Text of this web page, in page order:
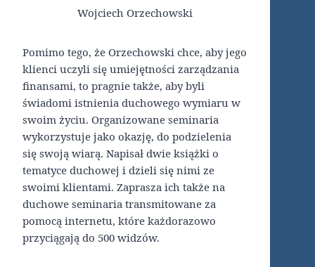
Wojciech Orzechowski
Pomimo tego, że Orzechowski chce, aby jego
klienci uczyli się umiejętności zarządzania
finansami, to pragnie także, aby byli
świadomi istnienia duchowego wymiaru w
swoim życiu. Organizowane seminaria
wykorzystuje jako okazję, do podzielenia
się swoją wiarą. Napisał dwie książki o
tematyce duchowej i dzieli się nimi ze
swoimi klientami. Zaprasza ich także na
duchowe seminaria transmitowane za
pomocą internetu, które każdorazowo
przyciągają do 500 widzów.